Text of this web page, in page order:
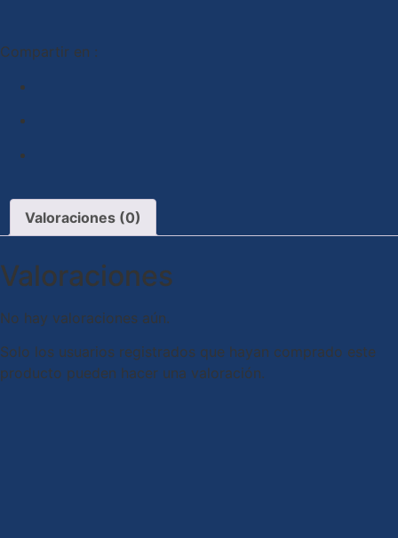
Compartir en :
Valoraciones (0)
Valoraciones
No hay valoraciones aún.
Solo los usuarios registrados que hayan comprado este
producto pueden hacer una valoración.